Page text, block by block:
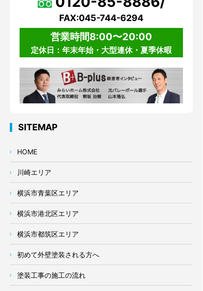
FAX:045-744-6294
営業時間8:00〜20:00
定休日：年末年始・大型連休・夏季休暇
SITEMAP
HOME
川崎エリア
横浜市青葉区エリア
横浜市港北区エリア
横浜市都筑区エリア
初めて外壁塗装される方へ
塗装工事の施工の流れ